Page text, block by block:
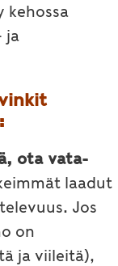
kehossa
ja
ota vata-
laadut
Jos
on
ja viileitä),